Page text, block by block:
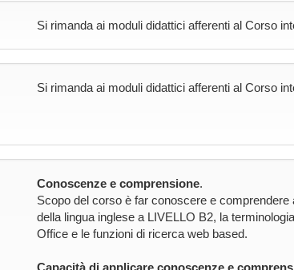
Si rimanda ai moduli didattici afferenti al Corso
Si rimanda ai moduli didattici afferenti al Corso
Conoscenze e comprensione.
Scopo del corso è far conoscere e
della lingua inglese a LIVELLO B2, la
Office e le funzioni di ricerca web based.
Capacità di applicare conoscenze e